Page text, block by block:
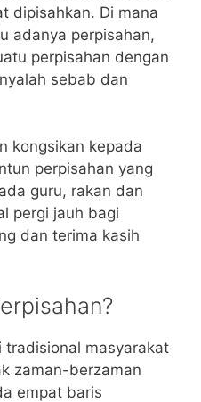
dipisahkan. Di mana
adanya perpisahan,
perpisahan dengan
sebab dan
kongsikan kepada
perpisahan yang
guru, rakan dan
pergi jauh bagi
dan terima kasih
tradisional masyarakat
zaman-berzaman
empat baris